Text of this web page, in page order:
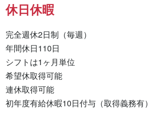
休日休暇
完全週休2日制（毎週）
年間休日110日
シフトは1ヶ月単位
希望休取得可能
連休取得可能
初年度有給休暇10日付与（取得義務有）